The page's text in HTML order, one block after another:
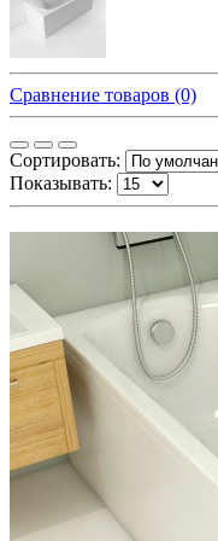
Сравнение товаров (0)
Сортировать:
Показывать: